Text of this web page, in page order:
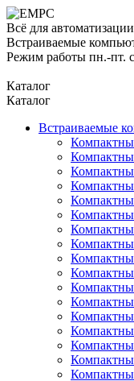
Всё для автоматизации
Встраиваемые
Режим работы пн.-пт.
Каталог
Каталог
Встраиваемые